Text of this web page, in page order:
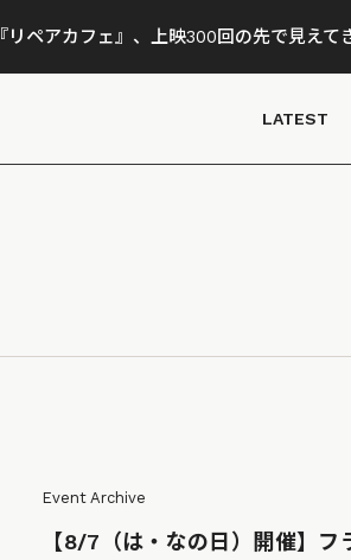
リペアカフェ』、上映300回の先で見えて
LATEST
Event Archive
【8/7（は・なの日）開催】フ